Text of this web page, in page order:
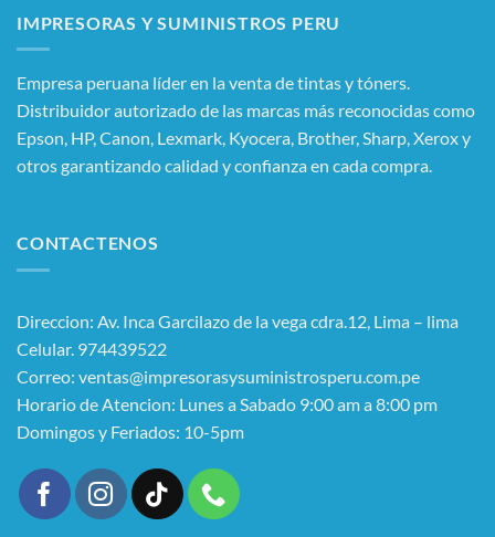
IMPRESORAS Y SUMINISTROS PERU
Empresa peruana líder en la venta de tintas y tóners.
Distribuidor autorizado de las marcas más reconocidas como
Epson, HP, Canon, Lexmark, Kyocera, Brother, Sharp, Xerox y
otros garantizando calidad y confianza en cada compra.
CONTACTENOS
Direccion: Av. Inca Garcilazo de la vega cdra.12, Lima – lima
Celular. 974439522
Correo: ventas@impresorasysuministrosperu.com.pe
Horario de Atencion: Lunes a Sabado 9:00 am a 8:00 pm
Domingos y Feriados: 10-5pm